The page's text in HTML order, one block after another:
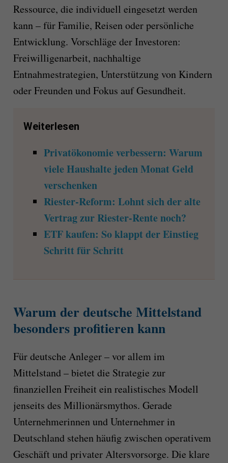
Ressource, die individuell eingesetzt werden
kann – für Familie, Reisen oder persönliche
Entwicklung. Vorschläge der Investoren:
Freiwilligenarbeit, nachhaltige
Entnahmestrategien, Unterstützung von Kindern
oder Freunden und Fokus auf Gesundheit.
Weiterlesen
Privatökonomie verbessern: Warum
viele Haushalte jeden Monat Geld
verschenken
Riester-Reform: Lohnt sich der alte
Vertrag zur Riester-Rente noch?
ETF kaufen: So klappt der Einstieg
Schritt für Schritt
Warum der deutsche Mittelstand
besonders profitieren kann
Für deutsche Anleger – vor allem im
Mittelstand – bietet die Strategie zur
finanziellen Freiheit ein realistisches Modell
jenseits des Millionärsmythos. Gerade
Unternehmerinnen und Unternehmer in
Deutschland stehen häufig zwischen operativem
Geschäft und privater Altersvorsorge. Die klare